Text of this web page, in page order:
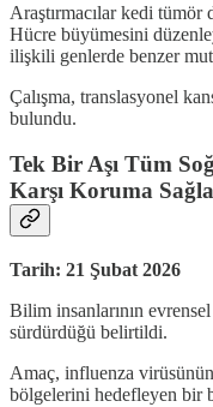
Araştırmacılar kedi
Hücre büyümesini
ilişkili genlerde benzer
Çalışma, translasyonel
bulundu.
Tek Bir Aşı Tüm
Karşı Koruma
Tarih: 21 Şubat 2026
Bilim insanlarının evrensel
sürdürdüğü belirtildi.
Amaç, influenza
bölgelerini hedefleyen bir